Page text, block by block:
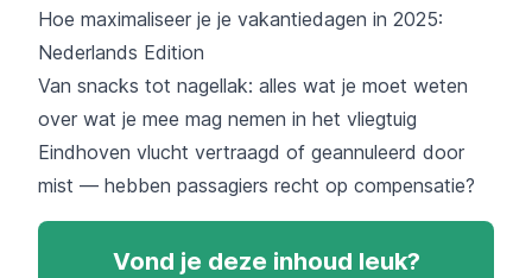
Hoe maximaliseer je je vakantiedagen in 2025:
Nederlands Edition
Van snacks tot nagellak: alles wat je moet weten
over wat je mee mag nemen in het vliegtuig
Eindhoven vlucht vertraagd of geannuleerd door
mist — hebben passagiers recht op compensatie?
Vond je deze inhoud leuk?